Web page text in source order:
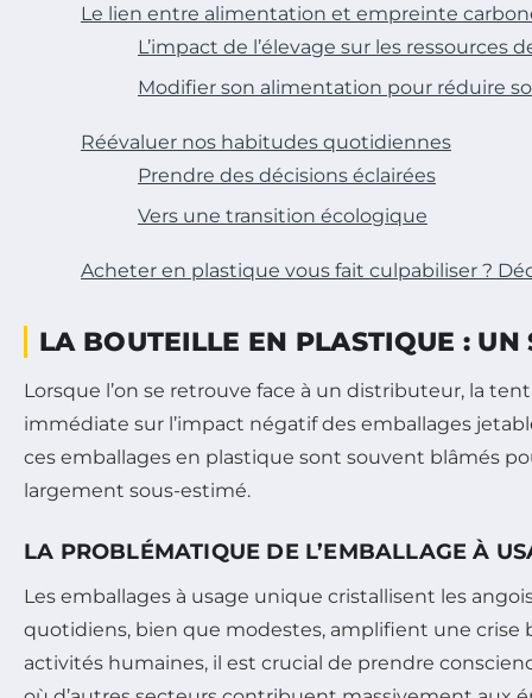
Le lien entre alimentation et empreinte
L’impact de l’élevage sur les ressources
Modifier son alimentation pour réduire
Réévaluer nos habitudes quotidiennes
Prendre des décisions éclairées
Vers une transition écologique
Acheter en plastique vous fait culpabiliser ?
LA BOUTEILLE EN PLASTIQUE :
Lorsque l’on se retrouve face à un distributeur, la
immédiate sur l’impact négatif des emballages
ces emballages en plastique sont souvent blâmés
largement sous-estimé.
LA PROBLÉMATIQUE DE L’EMBALLAGE À
Les emballages à usage unique cristallisent les
quotidiens, bien que modestes, amplifient une crise
activités humaines, il est crucial de prendre